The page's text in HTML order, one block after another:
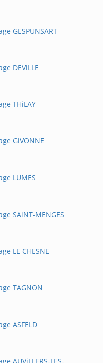
GESPUNSART
DEViLLE
THiLAY
GiVONNE
LUMES
SAiNT-MENGES
LE CHESNE
TAGNON
ASFELD